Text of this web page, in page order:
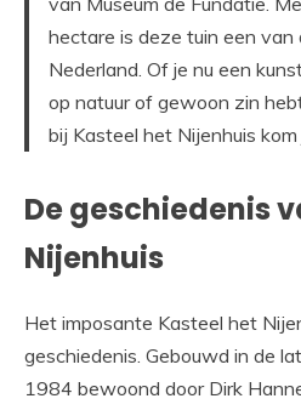
hectare is deze tuin een
Nederland. Of je nu een
op natuur of gewoon zin
bij Kasteel het Nijenhuis
De geschiedenis
Nijenhuis
Het imposante Kasteel het
geschiedenis. Gebouwd in de
1984 bewoond door Dirk